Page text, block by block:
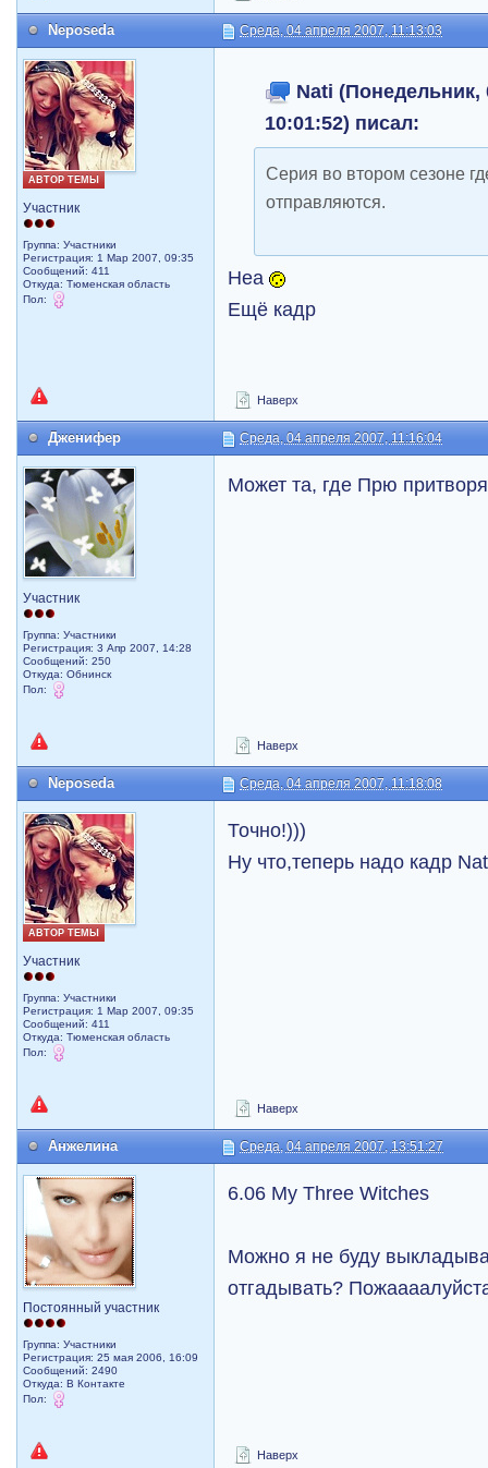
Neposeda Среда, 04 апреля 2007, 11:13:03
АВТОР ТЕМЫ
Участник
Группа: Участники
Регистрация: 1 Мар 2007, 09:35
Сообщений: 411
Откуда: Тюменская область
Пол:
Nati (Понедельник,
10:01:52) писал:
Серия во втором сезоне
отправляются.
Неа
Ещё кадр
Наверх
Дженифер Среда, 04 апреля 2007, 11:16:04
Участник
Группа: Участники
Регистрация: 3 Апр 2007, 14:28
Сообщений: 250
Откуда: Обнинск
Пол:
Может та, где Прю
Наверх
Neposeda Среда, 04 апреля 2007, 11:18:08
АВТОР ТЕМЫ
Участник
Группа: Участники
Регистрация: 1 Мар 2007, 09:35
Сообщений: 411
Откуда: Тюменская область
Пол:
Точно!)))
Ну что,теперь надо кадр
Наверх
Анжелина Среда, 04 апреля 2007, 13:51:27
Постоянный участник
Группа: Участники
Регистрация: 25 мая 2006, 16:09
Сообщений: 2490
Откуда: В Контакте
Пол:
6.06 My Three Witches
Можно я не буду
отгадывать?
Наверх